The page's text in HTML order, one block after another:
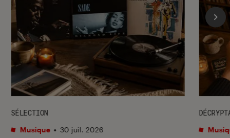
SÉLECTION
Musique • 30 juil. 2026